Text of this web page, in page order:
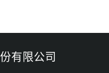
有限公司